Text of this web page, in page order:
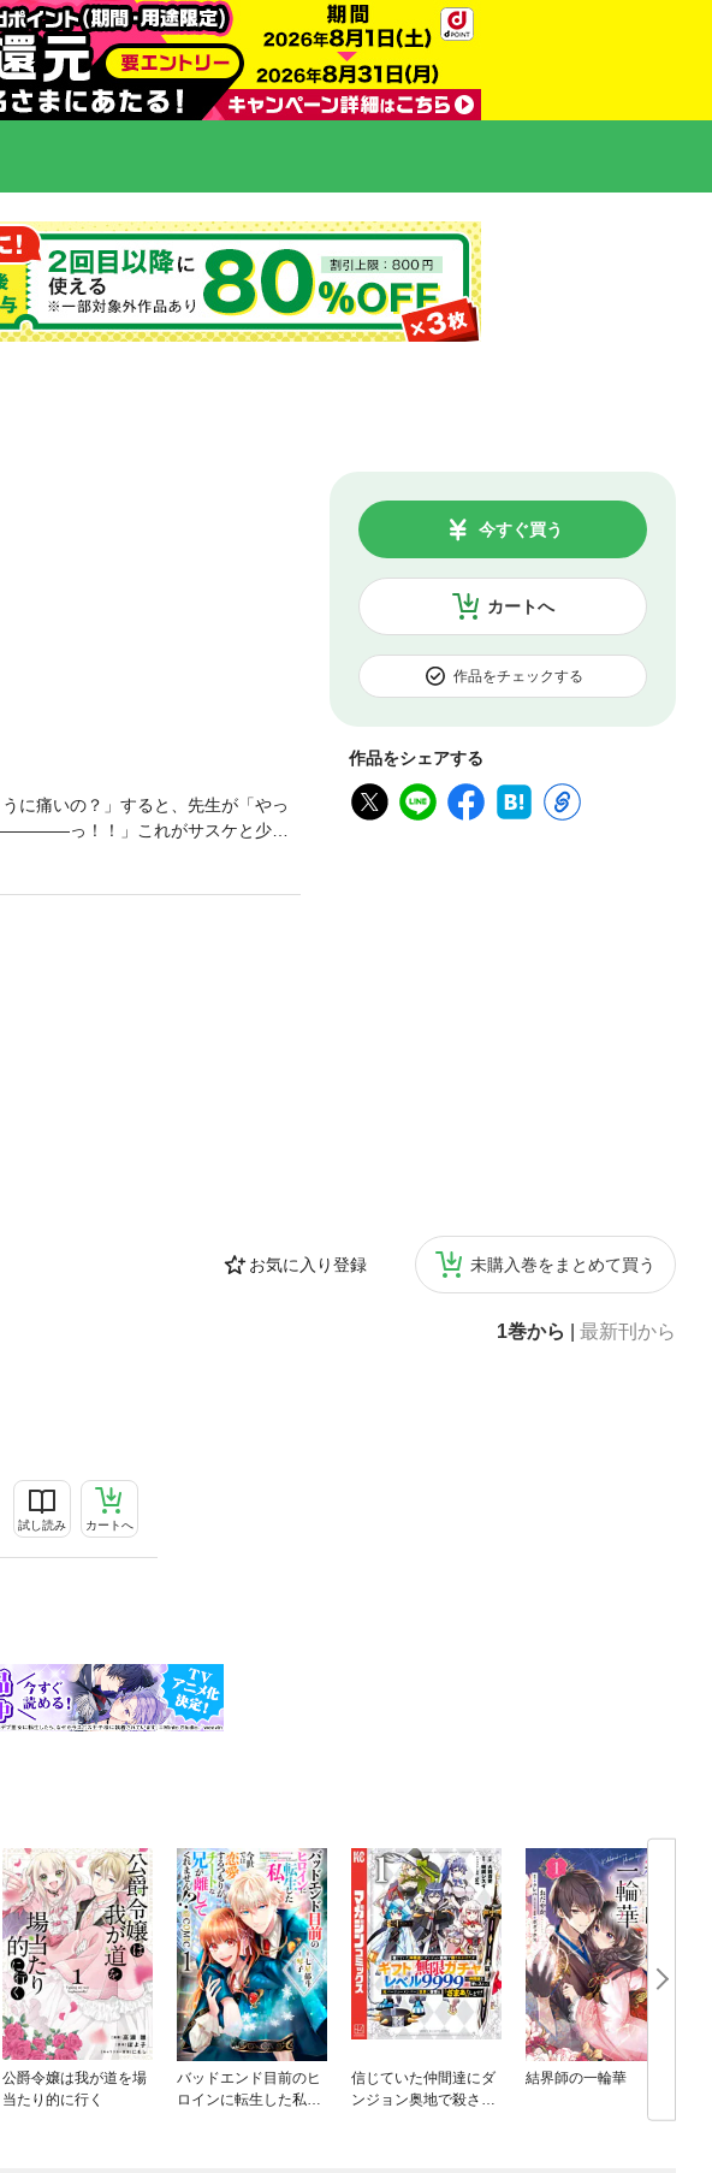
カートへ
今すぐ買う
作品をチェックする
作品をシェアする
お気に入り登録 未購入巻をまとめて買う
1巻から 最新刊から
試し読み カートへ
に痛いの？」すると、先生が「やっ
っ！！」これがサスケと少林
あげられればいいな！
公爵令嬢は我が道を場
当たり的に行く
バッドエンド目前のヒ
ロインに転生した私、
信じていた仲間達にダ
ンジョン奥地で殺され
結界師の一輪華